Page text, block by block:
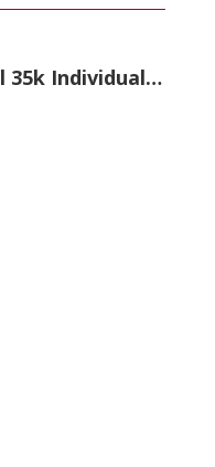
35k Individual…